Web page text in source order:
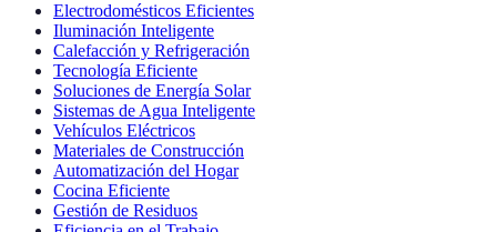
Electrodomésticos Eficientes
Iluminación Inteligente
Calefacción y Refrigeración
Tecnología Eficiente
Soluciones de Energía Solar
Sistemas de Agua Inteligente
Vehículos Eléctricos
Materiales de Construcción
Automatización del Hogar
Cocina Eficiente
Gestión de Residuos